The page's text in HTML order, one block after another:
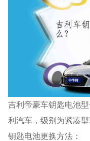
吉利帝豪车钥匙电池
利汽车，级别为紧凑型
钥匙电池更换方法：